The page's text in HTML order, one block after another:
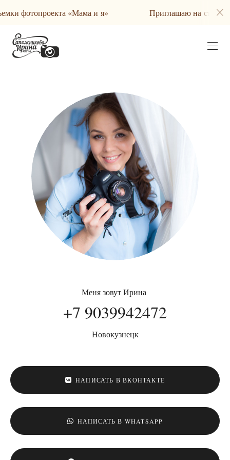
фотопроекта «Мама и я» Приглашаю на съемки
Меня зовут Ирина
+7 9039942472
Новокузнецк
НАПИСАТЬ В ВКОНТАКТЕ
НАПИСАТЬ В WHATSAPP